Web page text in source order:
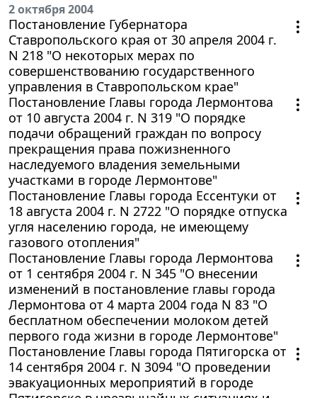
2 октября 2004
Постановление Губернатора
Ставропольского края от 30 апреля 2004 г.
N 218 "О некоторых мерах по
совершенствованию государственного
управления в Ставропольском крае"
Постановление Главы города Лермонтова
от 10 августа 2004 г. N 319 "О порядке
подачи обращений граждан по вопросу
прекращения права пожизненного
наследуемого владения земельными
участками в городе Лермонтове"
Постановление Главы города Ессентуки от
18 августа 2004 г. N 2722 "О порядке отпуска
угля населению города, не имеющему
газового отопления"
Постановление Главы города Лермонтова
от 1 сентября 2004 г. N 345 "О внесении
изменений в постановление главы города
Лермонтова от 4 марта 2004 года N 83 "О
бесплатном обеспечении молоком детей
первого года жизни в городе Лермонтове"
Постановление Главы города Пятигорска от
14 сентября 2004 г. N 3094 "О проведении
эвакуационных мероприятий в городе